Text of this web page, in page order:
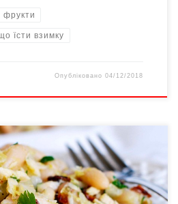
фрукти
їсти взимку
Опубліковано04/12/2018
завтра, 28 листопада і триває 40
році. Попри суворі обмеження в їжі